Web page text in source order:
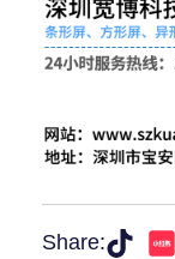
Share: